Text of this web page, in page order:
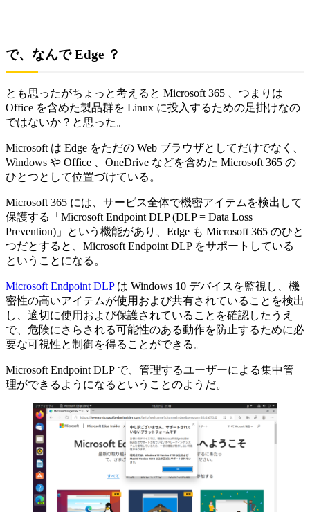
で、なんで Edge ？
とも思ったがちょっと考えると Microsoft 365 、つまりは
Office を含めた製品群を Linux に投入するための足掛けなの
ではないか？と思った。
Microsoft は Edge をただの Web ブラウザとしてだけでなく、
Windows や Office 、OneDrive などを含めた Microsoft 365 の
ひとつとして位置づけている。
Microsoft 365 には、サービス全体で機密アイテムを検出して
保護する「Microsoft Endpoint DLP (DLP = Data Loss
Prevention)」という機能があり、Edge も Microsoft 365 のひと
つだとすると、Microsoft Endpoint DLP をサポートしている
ということになる。
Microsoft Endpoint DLPは Windows 10 デバイスを監視し、機
密性の高いアイテムが使用および共有されていることを検出
し、適切に使用および保護されていることを確認したうえ
で、危険にさらされる可能性のある動作を防止するために必
要な可視性と制御を得ることができる。
Microsoft Endpoint DLP で、管理するユーザーによる集中管
理ができるようになるということのようだ。